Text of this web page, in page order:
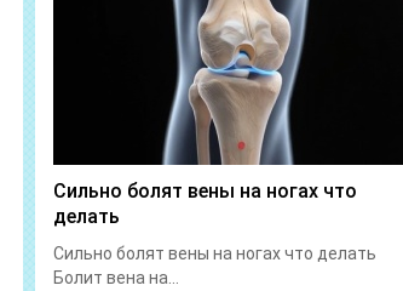
Сильно болят вены на ногах что
делать
Сильно болят вены на ногах что делать
Болит вена на...